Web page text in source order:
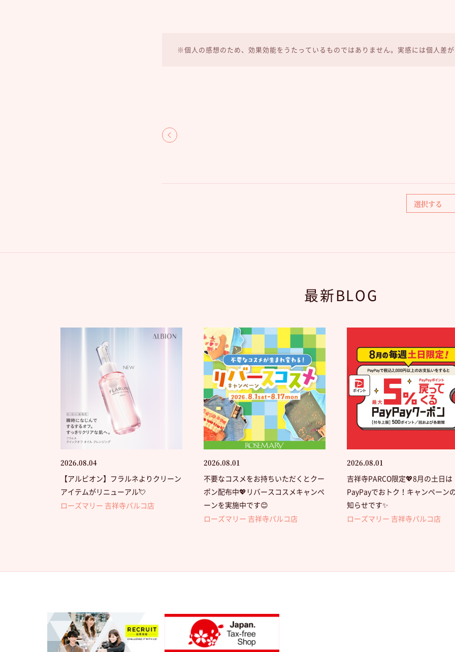
※個人の感想のため、効果効能をうたっているものではありません。実感には個人差が
最新BLOG
2026.08.04
【アルビオン】フラルネよりクリーン
アイテムがリニューアル💘
ローズマリー 吉祥寺パルコ店
2026.08.01
不要なコスメをお持ちいただくとクー
ポン配布中💖リバースコスメキャンペ
ーンを実施中です😊
ローズマリー 吉祥寺パルコ店
2026.08.01
吉祥寺PARCO限定💖8月の土日は
PayPayでおトク！キャンペーン
知らせです✨
ローズマリー 吉祥寺パルコ店